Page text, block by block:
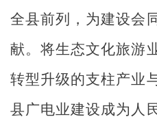
全县前列，为建设会
献。将生态文化旅游
转型升级的支柱产业
县广电业建设成为人